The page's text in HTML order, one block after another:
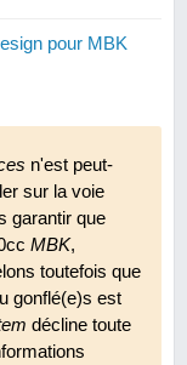
pour MBK
n'est peut-
sur la voie
garantir que
MBK,
toutefois que
gonflé(e)s est
décline toute